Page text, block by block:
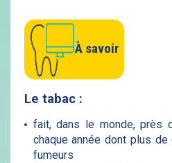
À savoir
Le tabac :
fait, dans le monde, près
chaque année dont plus
fumeurs